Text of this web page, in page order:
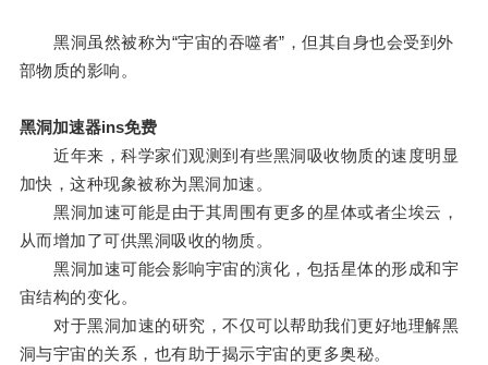
黑洞虽然被称为“宇宙的吞噬者”，但其自身也会受到外
部物质的影响。
黑洞加速器ins免费
近年来，科学家们观测到有些黑洞吸收物质的速度明显
加快，这种现象被称为黑洞加速。
黑洞加速可能是由于其周围有更多的星体或者尘埃云，
从而增加了可供黑洞吸收的物质。
黑洞加速可能会影响宇宙的演化，包括星体的形成和宇
宙结构的变化。
对于黑洞加速的研究，不仅可以帮助我们更好地理解黑
洞与宇宙的关系，也有助于揭示宇宙的更多奥秘。